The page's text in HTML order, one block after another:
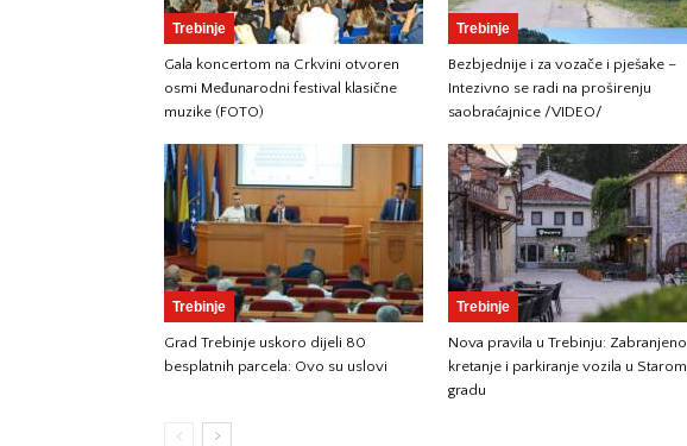
Trebinje
Gala koncertom na Crkvini otvoren
osmi Međunarodni festival klasične
muzike (FOTO)
Trebinje
Bezbjednije i za vozače i pješake –
Intezivno se radi na proširenju
saobraćajnice /VIDEO/
Trebinje
Grad Trebinje uskoro dijeli 80
besplatnih parcela: Ovo su uslovi
Trebinje
Nova pravila u Trebinju: Zabranjeno
kretanje i parkiranje vozila u Starom
gradu